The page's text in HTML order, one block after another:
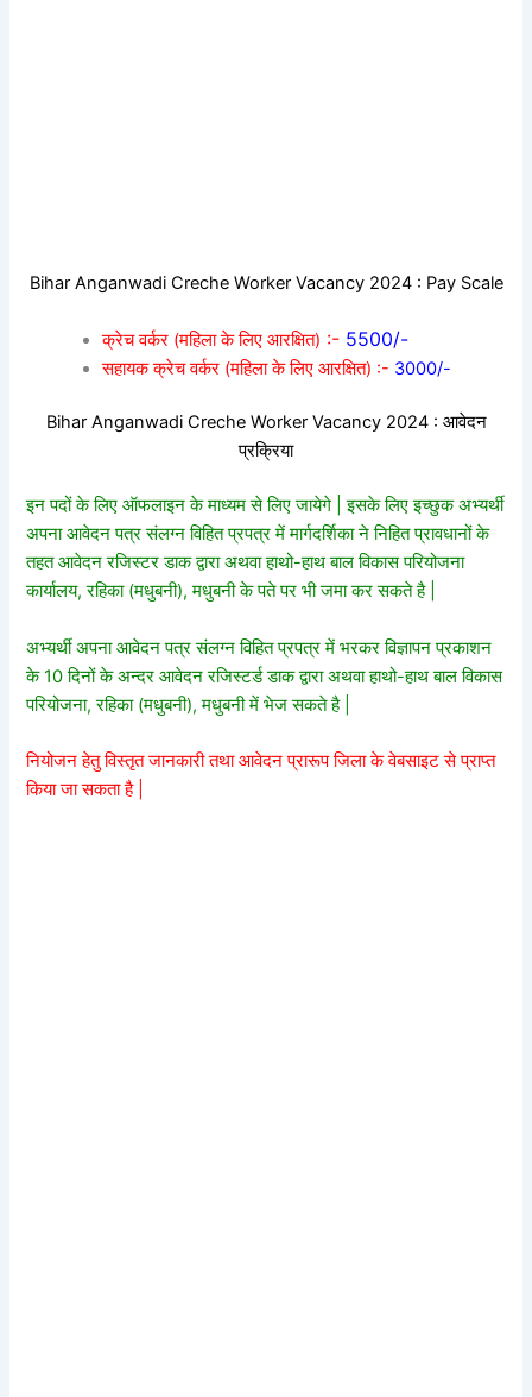
Bihar Anganwadi Creche Worker Vacancy 2024 : Pay Scale
क्रेच वर्कर (महिला के लिए आरक्षित) :- 5500/-
सहायक क्रेच वर्कर (महिला के लिए आरक्षित) :- 3000/-
Bihar Anganwadi Creche Worker Vacancy 2024 : आवेदन
प्रक्रिया
इन पदों के लिए ऑफलाइन के माध्यम से लिए जायेगे | इसके लिए इच्छुक अभ्यर्थी
अपना आवेदन पत्र संलग्न विहित प्रपत्र में मार्गदर्शिका ने निहित प्रावधानों के
तहत आवेदन रजिस्टर डाक द्वारा अथवा हाथो-हाथ बाल विकास परियोजना
कार्यालय, रहिका (मधुबनी), मधुबनी के पते पर भी जमा कर सकते है |
अभ्यर्थी अपना आवेदन पत्र संलग्न विहित प्रपत्र में भरकर विज्ञापन प्रकाशन
के 10 दिनों के अन्दर आवेदन रजिस्टर्ड डाक द्वारा अथवा हाथो-हाथ बाल विकास
परियोजना, रहिका (मधुबनी), मधुबनी में भेज सकते है |
नियोजन हेतु विस्तृत जानकारी तथा आवेदन प्रारूप जिला के वेबसाइट से प्राप्त
किया जा सकता है |